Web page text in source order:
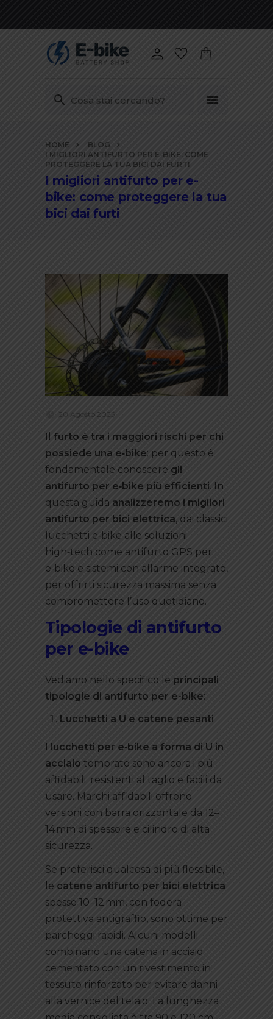
contenuti
HOME
BLOG
I MIGLIORI ANTIFURTO PER E-BIKE: COME
PROTEGGERE LA TUA BICI DAI FURTI
I migliori antifurto per e-
bike: come proteggere la tua
bici dai furti
20 Agosto 2025
Il furto è tra i maggiori rischi per chi
possiede una e‑bike: per questo è
fondamentale conoscere gli
antifurto per e‑bike più efficienti. In
questa guida analizzeremo i migliori
antifurto per bici elettrica, dai classici
lucchetti e‑bike alle soluzioni
high‑tech come antifurto GPS per
e‑bike e sistemi con allarme integrato,
per offrirti sicurezza massima senza
compromettere l’uso quotidiano.
Tipologie di antifurto
per e-bike
Vediamo nello specifico le principali
tipologie di antifurto per e-bike:
Lucchetti a U e catene pesanti
I lucchetti per e‑bike a forma di U in
acciaio temprato sono ancora i più
affidabili: resistenti al taglio e facili da
usare. Marchi affidabili offrono
versioni con barra orizzontale da 12–
14 mm di spessore e cilindro di alta
sicurezza.
Se preferisci qualcosa di più flessibile,
le catene antifurto per bici elettrica
spesse 10–12 mm, con fodera
protettiva antigraffio, sono ottime per
parcheggi rapidi. Alcuni modelli
combinano una catena in acciaio
cementato con un rivestimento in
tessuto rinforzato per evitare danni
alla vernice del telaio. La lunghezza